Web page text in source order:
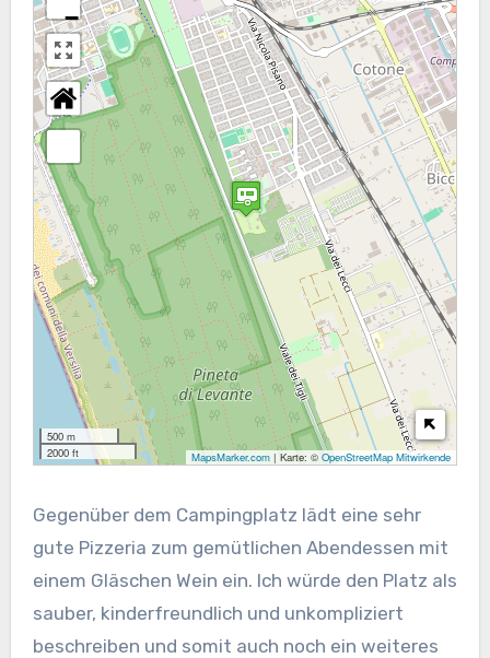
−
500 m
2000 ft
MapsMarker.com | Karte: ©OpenStreetMap Mitwirkende
Gegenüber dem Campingplatz lädt eine sehr
gute Pizzeria zum gemütlichen Abendessen mit
einem Gläschen Wein ein. Ich würde den Platz als
sauber, kinderfreundlich und unkompliziert
beschreiben und somit auch noch ein weiteres